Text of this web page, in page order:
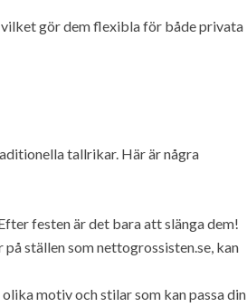
gör dem flexibla för både privata
tallrikar. Här är några
festen är det bara att slänga dem!
ställen som nettogrossisten.se, kan
motiv och stilar som kan passa din